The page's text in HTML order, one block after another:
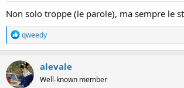
Non solo troppe (le parole), ma sempre le
R
e
a
c
t
i
qweedy
alevale
Well-known member